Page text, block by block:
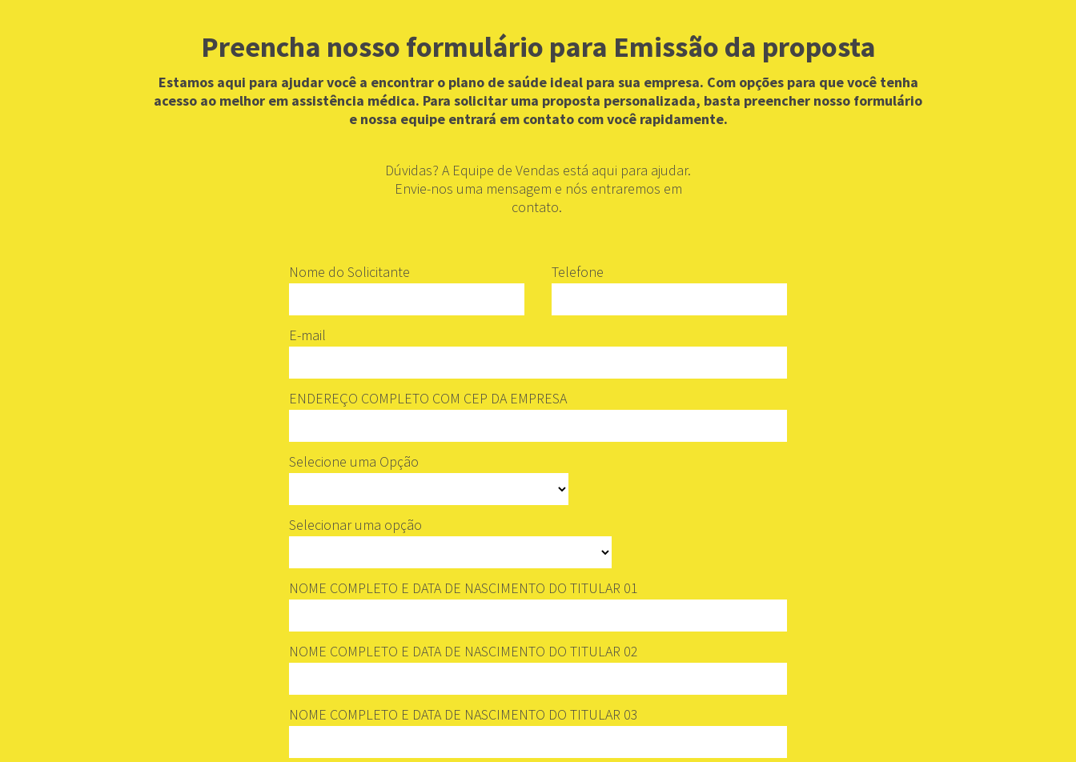
Preencha nosso formulário para Emissão da proposta
Estamos aqui para ajudar você a encontrar o plano de saúde ideal para sua empresa. Com opções para que você tenha
acesso ao melhor em assistência médica. Para solicitar uma proposta personalizada, basta preencher nosso formulário
e nossa equipe entrará em contato com você rapidamente.
Dúvidas? A Equipe de Vendas está aqui para ajudar.
Envie-nos uma mensagem e nós entraremos em
contato.
Nome do Solicitante Telefone
E-mail
ENDEREÇO COMPLETO COM CEP DA EMPRESA
Selecione uma Opção
Selecionar uma opção
NOME COMPLETO E DATA DE NASCIMENTO DO TITULAR 01
NOME COMPLETO E DATA DE NASCIMENTO DO TITULAR 02
NOME COMPLETO E DATA DE NASCIMENTO DO TITULAR 03